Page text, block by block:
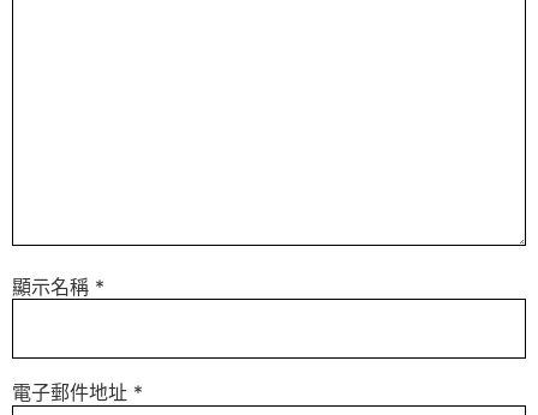
顯示名稱 *
電子郵件地址 *